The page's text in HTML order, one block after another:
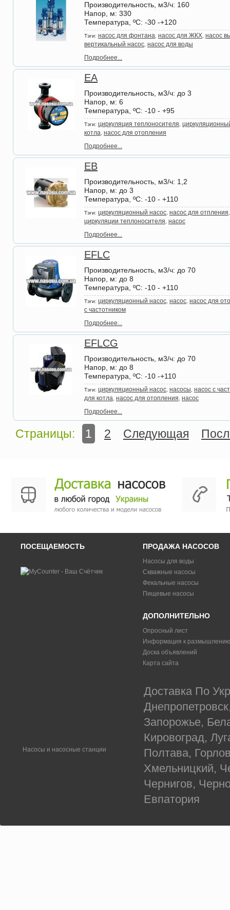
Производительность, м3/ч: 160
Напор, м: 330
Температура, ºС: -30 -+120
Тэги: насос для фонтана насос для ЖКХ насос
вертикальный насос насос для воды
Подробнее...
EA
Производительность, м3/ч: до 3
Напор, м: 6
Температура, ºС: -10 - +95
Тэги: циркуляция теплоносителя
котла насос для отопления
Подробнее...
EB
Производительность, м3/ч: 1,2
Напор, м: до 3
Температура, ºС: -10 - +110
Тэги: циркуляционный насос насос для отпления
циркуляции теплоносителя насос
Подробнее...
EFLC
Производительность, м3/ч: до 70
Напор, м: до 8
Температура, ºС: -10 - +110
Тэги: циркуляционный насос насос насос для
с частотником
Подробнее...
EFLCG
Производительность, м3/ч: до 70
Напор, м: до 8
Температура, ºС: -10 -+110
Тэги: циркуляционный насос насосы насос с
для котла насос для отопления насос
Подробнее...
Страницы: 1 2 Следующая
ПОСЕЩАЕМОСТЬ ПРОДАЖА НАСОСОВ
Насосы для воды
Скважные насосы
Фекальные насосы
Пищевые насосы
ДОПОЛНИТЕЛЬНО
Опросный лист
Информация к размышлению
Доска объявлений
Карта сайта
Насосы и насосные станции
Доставка По
Запорожье,
Кировоград,
Полтава,
Хмельницкий,
Чернигов,
Евпатория